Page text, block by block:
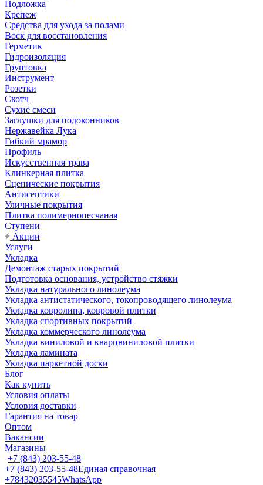
Подложка
Крепеж
Средства для ухода за полами
Воск для восстановления
Герметик
Гидроизоляция
Грунтовка
Инструмент
Розетки
Скотч
Сухие смеси
Заглушки для подоконников
Нержавейка Лука
Гибкий мрамор
Профиль
Искусственная трава
Клинкерная плитка
Сценические покрытия
Антисептики
Уличные покрытия
Плитка полимернопесчаная
Ступени
Акции
Услуги
Укладка
Демонтаж старых покрытий
Подготовка основания, устройство стяжки
Укладка натурального линолеума
Укладка антистатического, токопроводящего линолеума
Укладка ковролина, ковровой плитки
Укладка спортивных покрытий
Укладка коммерческого линолеума
Укладка виниловой и кварцвиниловой плитки
Укладка ламината
Укладка паркетной доски
Блог
Как купить
Условия оплаты
Условия доставки
Гарантия на товар
Оптом
Вакансии
Магазины
+7 (843) 203-55-48
+7 (843) 203-55-48Единая справочная
+78432035545WhatsApp